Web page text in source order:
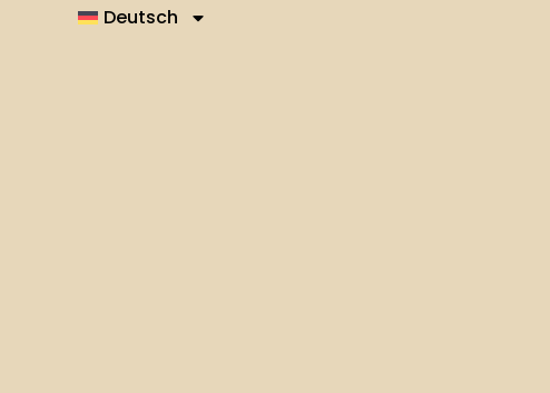
Deutsch